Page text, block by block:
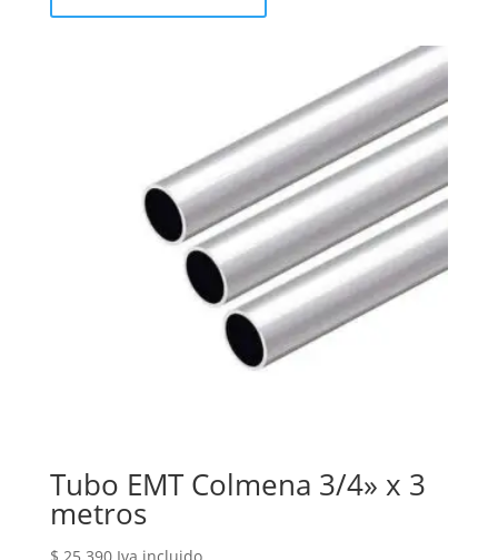
Tubo EMT Colmena 3/4» x 3
metros